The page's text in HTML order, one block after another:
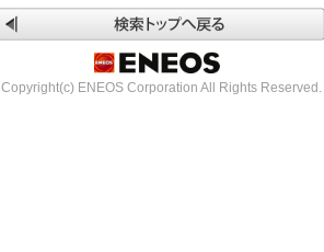
Copyright(c) ENEOS Corporation All Rights Reserved.